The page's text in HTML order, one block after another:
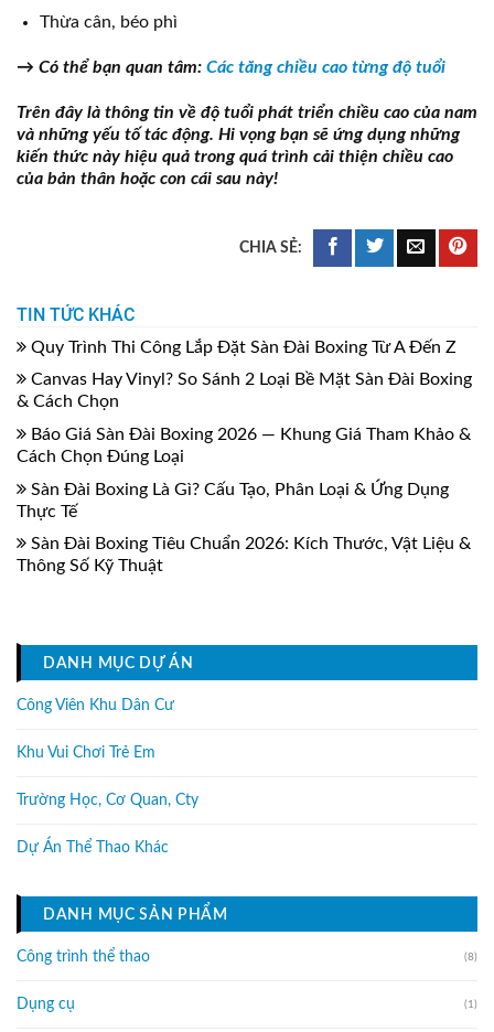
Thừa cân, béo phì
→ Có thể bạn quan tâm: Các tăng chiều cao từng độ tuổi
Trên đây là thông tin về độ tuổi phát triển chiều cao của nam
và những yếu tố tác động. Hi vọng bạn sẽ ứng dụng những
kiến thức này hiệu quả trong quá trình cải thiện chiều cao
của bản thân hoặc con cái sau này!
TIN TỨC KHÁC
Quy Trình Thi Công Lắp Đặt Sàn Đài Boxing Từ A Đến Z
Canvas Hay Vinyl? So Sánh 2 Loại Bề Mặt Sàn Đài Boxing
& Cách Chọn
Báo Giá Sàn Đài Boxing 2026 — Khung Giá Tham Khảo &
Cách Chọn Đúng Loại
Sàn Đài Boxing Là Gì? Cấu Tạo, Phân Loại & Ứng Dụng
Thực Tế
Sàn Đài Boxing Tiêu Chuẩn 2026: Kích Thước, Vật Liệu &
Thông Số Kỹ Thuật
DANH MỤC DỰ ÁN
Công Viên Khu Dân Cư
Khu Vui Chơi Trẻ Em
Trường Học, Cơ Quan, Cty
Dự Án Thể Thao Khác
DANH MỤC SẢN PHẨM
Công trình thể thao (8)
Dụng cụ (1)